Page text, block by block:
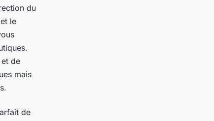
du
et le
de
mais
de